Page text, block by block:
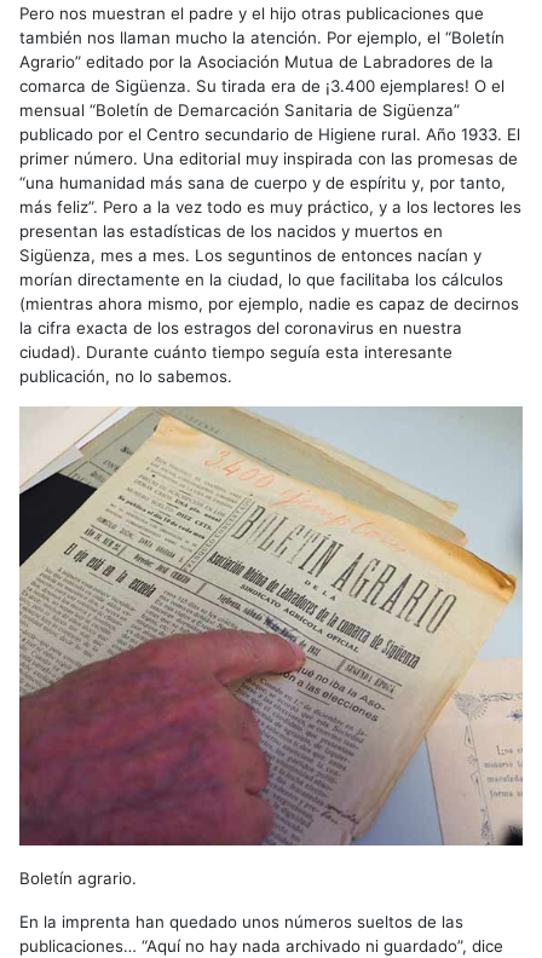
Pero nos muestran el padre y el hijo otras publicaciones que
también nos llaman mucho la atención. Por ejemplo, el “Boletín
Agrario” editado por la Asociación Mutua de Labradores de la
comarca de Sigüenza. Su tirada era de ¡3.400 ejemplares! O el
mensual “Boletín de Demarcación Sanitaria de Sigüenza”
publicado por el Centro secundario de Higiene rural. Año 1933. El
primer número. Una editorial muy inspirada con las promesas de
“una humanidad más sana de cuerpo y de espíritu y, por tanto,
más feliz”. Pero a la vez todo es muy práctico, y a los lectores les
presentan las estadísticas de los nacidos y muertos en
Sigüenza, mes a mes. Los seguntinos de entonces nacían y
morían directamente en la ciudad, lo que facilitaba los cálculos
(mientras ahora mismo, por ejemplo, nadie es capaz de decirnos
la cifra exacta de los estragos del coronavirus en nuestra
ciudad). Durante cuánto tiempo seguía esta interesante
publicación, no lo sabemos.
Boletín agrario.
En la imprenta han quedado unos números sueltos de las
publicaciones… “Aquí no hay nada archivado ni guardado”, dice